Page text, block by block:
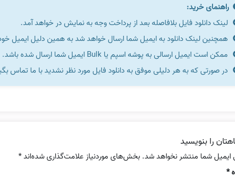
راهنمای خرید:
لینک دانلود فایل بلافاصله بعد از پرداخت وجه به نمایش در خواهد آمد.
همچنین لینک دانلود به ایمیل شما ارسال خواهد شد به همین دلیل ایمیل خود
ممکن است ایمیل ارسالی به پوشه اسپم یا Bulk ایمیل شما ارسال شده باشد.
در صورتی که به هر دلیلی موفق به دانلود فایل مورد نظر نشدید با ما تماس
را بنویسید
ایمیل شما منتشر نخواهد شد. بخش‌های موردنیاز علامت‌گذاری شده‌اند*
*